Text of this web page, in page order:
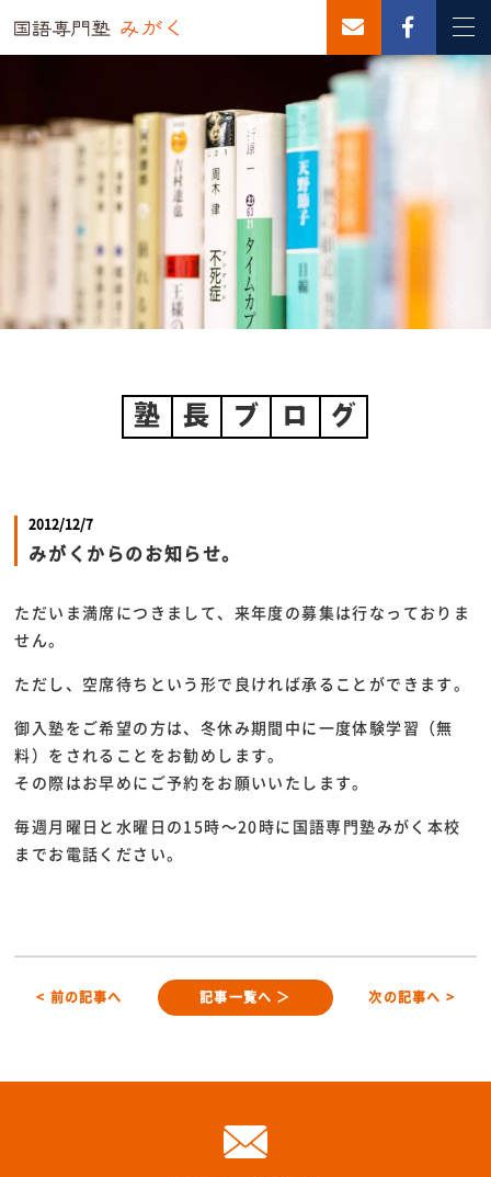
塾 長 ブ ロ グ
2012/12/7
みがくからのお知らせ。
ただいま満席につきまして、来年度の募集は行なっておりま
せん。
ただし、空席待ちという形で良ければ承ることができます。
御入塾をご希望の方は、冬休み期間中に一度体験学習（無
料）をされることをお勧めします。
その際はお早めにご予約をお願いいたします。
毎週月曜日と水曜日の15時～20時に国語専門塾みがく本校
までお電話ください。
< 前の記事へ 記事一覧へ ＞ 次の記事へ >